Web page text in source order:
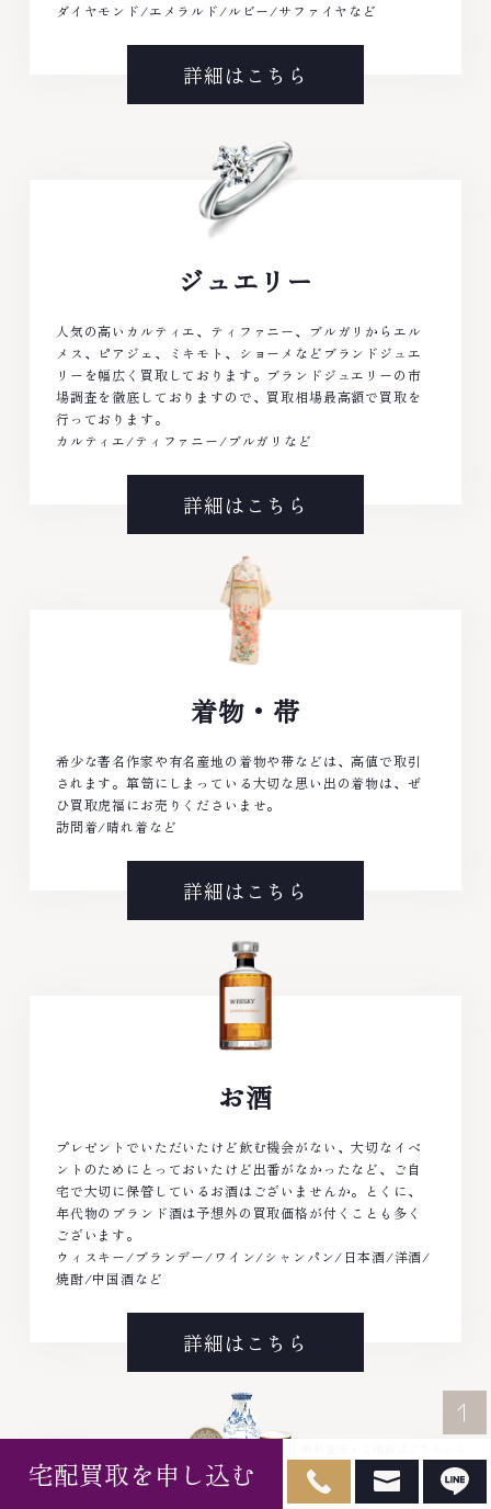
ダイヤモンド/エメラルド/ルビー/サファイヤなど
詳細はこちら
ジュエリー
人気の高いカルティエ、ティファニー、ブルガリからエル
メス、ピアジェ、ミキモト、ショーメなどブランドジュエ
リーを幅広く買取しております。ブランドジュエリーの市
場調査を徹底しておりますので、買取相場最高額で買取を
行っております。
カルティエ/ティファニー/ブルガリなど
詳細はこちら
着物・帯
希少な著名作家や有名産地の着物や帯などは、高値で取引
されます。箪笥にしまっている大切な思い出の着物は、ぜ
ひ買取虎福にお売りくださいませ。
訪問着/晴れ着など
詳細はこちら
お酒
プレゼントでいただいたけど飲む機会がない、大切なイベ
ントのためにとっておいたけど出番がなかったなど、ご自
宅で大切に保管しているお酒はございませんか。とくに、
年代物のブランド酒は予想外の買取価格が付くことも多く
ございます。
ウィスキー/ブランデー/ワイン/シャンパン/日本酒/洋酒/
焼酎/中国酒など
詳細はこちら
宅配買取を申し込む